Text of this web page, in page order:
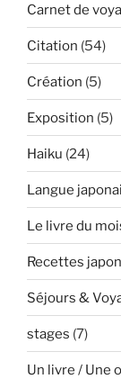
Carnet de
Citation (54)
Création (5)
Exposition (5)
Haiku (24)
Langue
Le livre du
Recettes
Séjours &
stages (7)
Un livre / Une